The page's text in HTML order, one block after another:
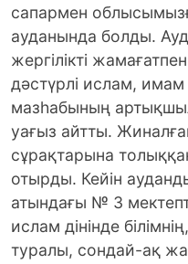
сапармен
ауданында болды.
жергілікті
дәстүрлі ислам,
мазһабының
уағыз айтты.
сұрақтарына
отырды. Кейін
атындағы № 3
ислам дінінде
туралы, сондай-ақ